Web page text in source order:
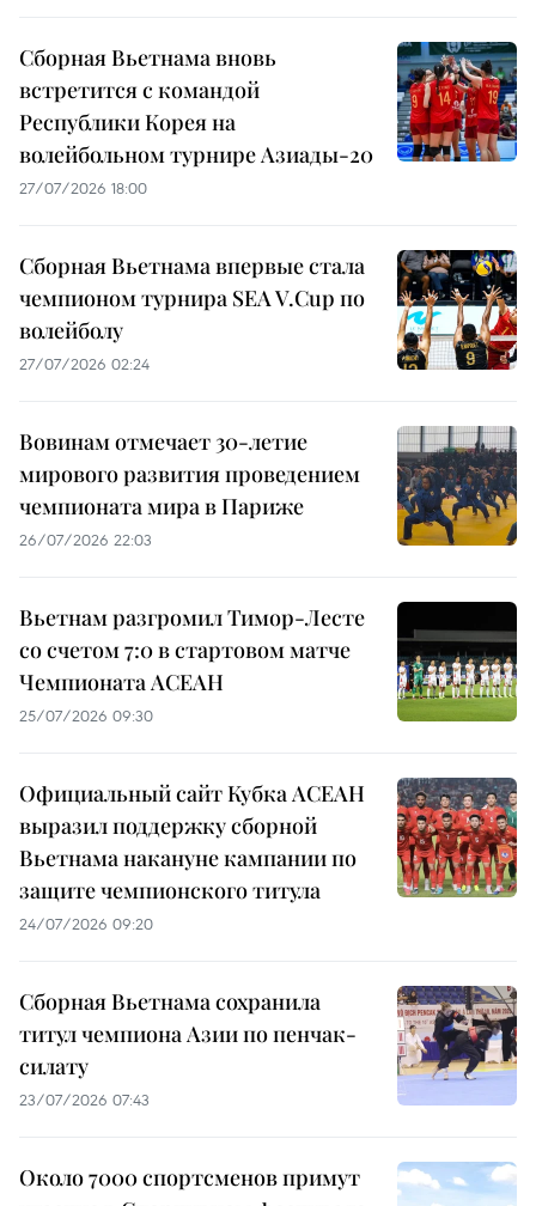
Сборная Вьетнама вновь
встретится с командой
Республики Корея на
волейбольном турнире Азиады-20
27/07/2026 18:00
Сборная Вьетнама впервые стала
чемпионом турнира SEA V.Cup по
волейболу
27/07/2026 02:24
Вовинам отмечает 30-летие
мирового развития проведением
чемпионата мира в Париже
26/07/2026 22:03
Вьетнам разгромил Тимор-Лесте
со счетом 7:0 в стартовом матче
Чемпионата АСЕАН
25/07/2026 09:30
Официальный сайт Кубка АСЕАН
выразил поддержку сборной
Вьетнама накануне кампании по
защите чемпионского титула
24/07/2026 09:20
Сборная Вьетнама сохранила
титул чемпиона Азии по пенчак-
силату
23/07/2026 07:43
Около 7000 спортсменов примут